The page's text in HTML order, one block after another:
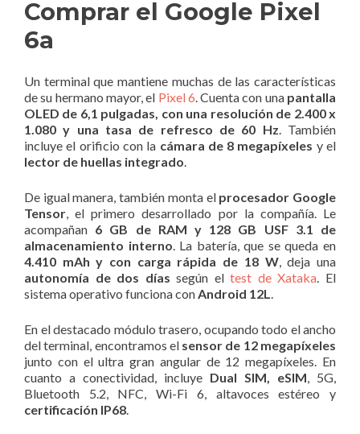
Comprar el Google Pixel
6a
Un terminal que mantiene muchas de las características
de su hermano mayor, el Pixel 6. Cuenta con una pantalla
OLED de 6,1 pulgadas, con una resolución de 2.400 x
1.080 y una tasa de refresco de 60 Hz. También
incluye el orificio con la cámara de 8 megapíxeles y el
lector de huellas integrado.
De igual manera, también monta el procesador Google
Tensor, el primero desarrollado por la compañía. Le
acompañan 6 GB de RAM y 128 GB USF 3.1 de
almacenamiento interno. La batería, que se queda en
4.410 mAh y con carga rápida de 18 W, deja una
autonomía de dos días según eltest de Xataka. El
sistema operativo funciona conAndroid 12L.
En el destacado módulo trasero, ocupando todo el ancho
del terminal, encontramos el sensor de 12 megapíxeles
junto con el ultra gran angular de 12 megapíxeles. En
cuanto a conectividad, incluye Dual SIM, eSIM, 5G,
Bluetooth 5.2, NFC, Wi-Fi 6, altavoces estéreo y
certificación IP68.